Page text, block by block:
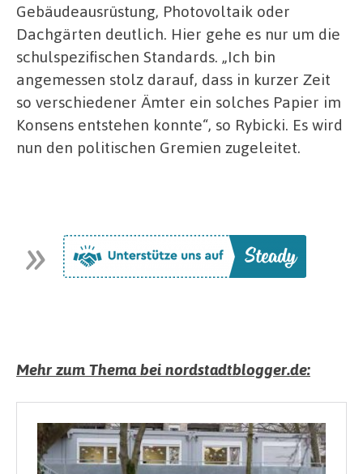
Gebäudeausrüstung, Photovoltaik oder
Dachgärten deutlich. Hier gehe es nur um die
schulspezifischen Standards. „Ich bin
angemessen stolz darauf, dass in kurzer Zeit
so verschiedener Ämter ein solches Papier im
Konsens entstehen konnte“, so Rybicki. Es wird
nun den politischen Gremien zugeleitet.
Mehr zum Thema bei nordstadtblogger.de: